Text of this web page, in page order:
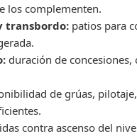
los complementen.
transbordo: patios para
duración de
de grúas,
contra ascenso del